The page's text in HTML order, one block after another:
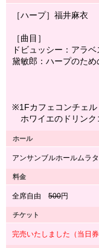
［ハープ］福井麻衣
［曲目］
ドビュッシー：アラ
黛敏郎：ハープのた
※1Fカフェコンチェ
ホワイエのドリンク
ホール
アンサンブルホールムラタ
料金
全席自由 500円
チケット
完売いたしました（当日券